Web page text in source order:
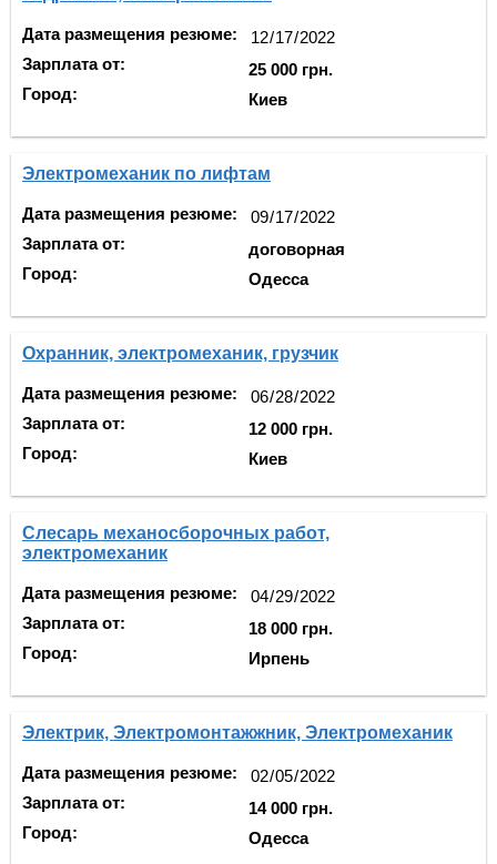
Дата размещения резюме:
Зарплата от:
Город:
25 000 грн.
Киев
Электромеханик по лифтам
Дата размещения резюме:
Зарплата от:
Город:
договорная
Одесса
Охранник, электромеханик, грузчик
Дата размещения резюме:
Зарплата от:
Город:
12 000 грн.
Киев
Слесарь механосборочных работ,
электромеханик
Дата размещения резюме:
Зарплата от:
Город:
18 000 грн.
Ирпень
Электрик, Электромонтажжник, Электромеханик
Дата размещения резюме:
Зарплата от:
Город:
14 000 грн.
Одесса